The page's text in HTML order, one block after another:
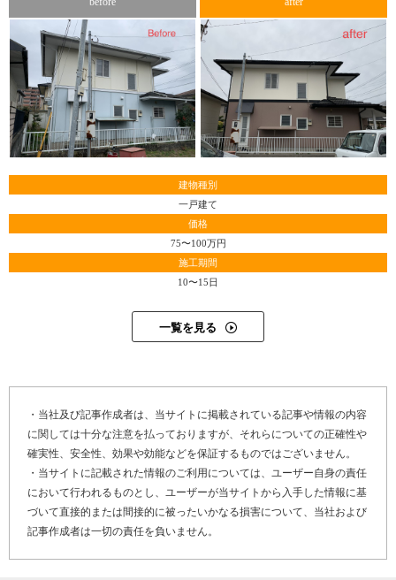
目で見て知ってほしいという配慮からです。親切な対応と
丁寧な施工、頼みやすい町の塗装店として、宮建塗はこれ
からも信用を積み上げていくでしょう。
※１ コロニアル・・・セメントを固めて塗装した板状の
屋根材。化粧スレート
※２ クラック・・・ひび割れ
※３ プライマー・・・塗装を施す素地を塗りやすくなら
したり、これから塗っていく塗料の密着性を高めるために
はじめに塗る下塗り材
※４ タスペーサー・・・屋根材の重なる部分に挟み、屋
根材と屋根材の隙間を保つための器具
※５ ルーフィング・・・屋根材の下に敷く、防水シート
（２０２３年１０月取材）
建物種別
一戸建て
価格
75〜100万円
施工期間
10〜15日
一覧を見る
・当社及び記事作成者は、当サイトに掲載されている記事や情報の内容
に関しては十分な注意を払っておりますが、それらについての正確性や
確実性、安全性、効果や効能などを保証するものではございません。
・当サイトに記載された情報のご利用については、ユーザー自身の責任
において行われるものとし、ユーザーが当サイトから入手した情報に基
づいて直接的または間接的に被ったいかなる損害について、当社および
記事作成者は一切の責任を負いません。